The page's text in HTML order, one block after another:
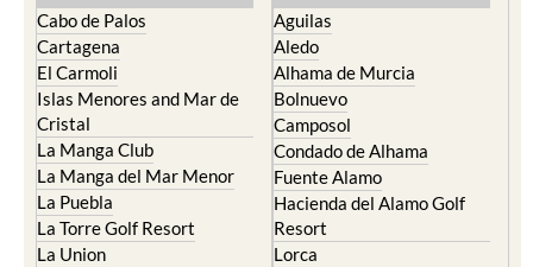
Cabo de Palos
Cartagena
El Carmoli
Islas Menores and Mar de
Cristal
La Manga Club
La Manga del Mar Menor
La Puebla
La Torre Golf Resort
La Union
Aguilas
Aledo
Alhama de Murcia
Bolnuevo
Camposol
Condado de Alhama
Fuente Alamo
Hacienda del Alamo Golf
Resort
Lorca